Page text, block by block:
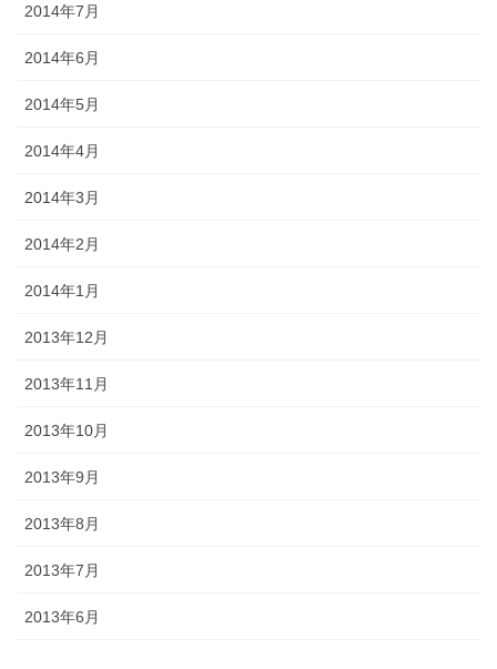
2014年7月
2014年6月
2014年5月
2014年4月
2014年3月
2014年2月
2014年1月
2013年12月
2013年11月
2013年10月
2013年9月
2013年8月
2013年7月
2013年6月